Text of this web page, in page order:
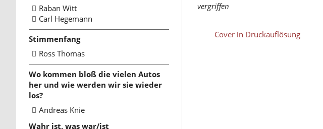
vergriffen
Cover in Druckauflösung
Raban Witt
Carl Hegemann
Stimmenfang
Ross Thomas
Wo kommen bloß die vielen Autos
her und wie werden wir sie wieder
los?
Andreas Knie
Wahr ist, was war/ist